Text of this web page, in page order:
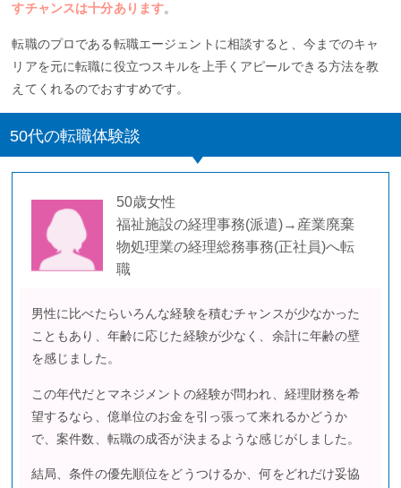
すチャンスは十分あります。
転職のプロである転職エージェントに相談すると、今までのキャ
リアを元に転職に役立つスキルを上手くアピールできる方法を教
えてくれるのでおすすめです。
50代の転職体験談
50歳女性
福祉施設の経理事務(派遣)→産業廃棄
物処理業の経理総務事務(正社員)へ転
職
男性に比べたらいろんな経験を積むチャンスが少なかった
こともあり、年齢に応じた経験が少なく、余計に年齢の壁
を感じました。
この年代だとマネジメントの経験が問われ、経理財務を希
望するなら、億単位のお金を引っ張って来れるかどうか
で、案件数、転職の成否が決まるような感じがしました。
結局、条件の優先順位をどうつけるか、何をどれだけ妥協